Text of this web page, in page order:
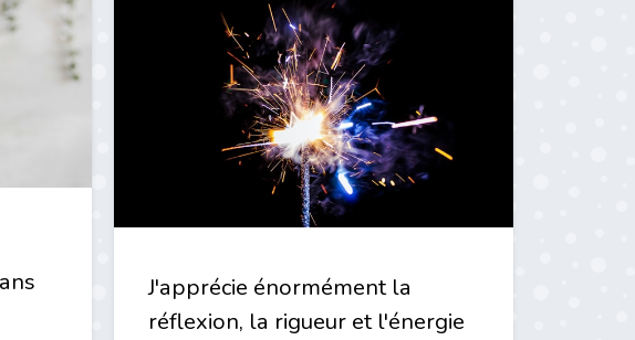
J'apprécie énormément la
réflexion, la rigueur et l'énergie